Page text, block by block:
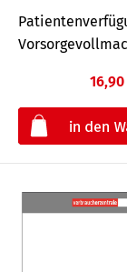
16,90